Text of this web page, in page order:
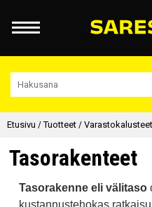
Etusivu /Tuotteet / Varastokalusteet
Tasorakenteet
Tasorakenne eli välitaso